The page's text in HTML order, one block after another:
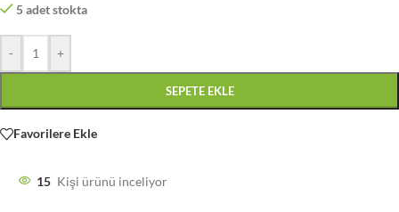
5 adet stokta
- +
SEPETE EKLE
Favorilere Ekle
15 Kişi ürünü inceliyor